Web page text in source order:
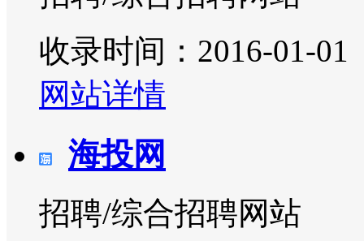
收录时间：2016-01-01
网站详情
海投网
招聘/综合招聘网站